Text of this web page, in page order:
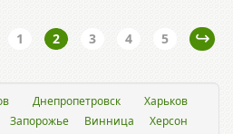
1 2 3 4 5
Днепропетровск
Харьков
Запорожье Винница
Херсон